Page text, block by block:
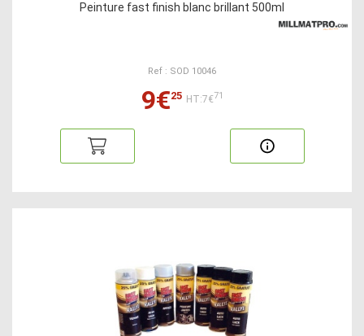
Peinture fast finish blanc brillant 500ml
Ref : SOD 10046
9€25 HT:7€71